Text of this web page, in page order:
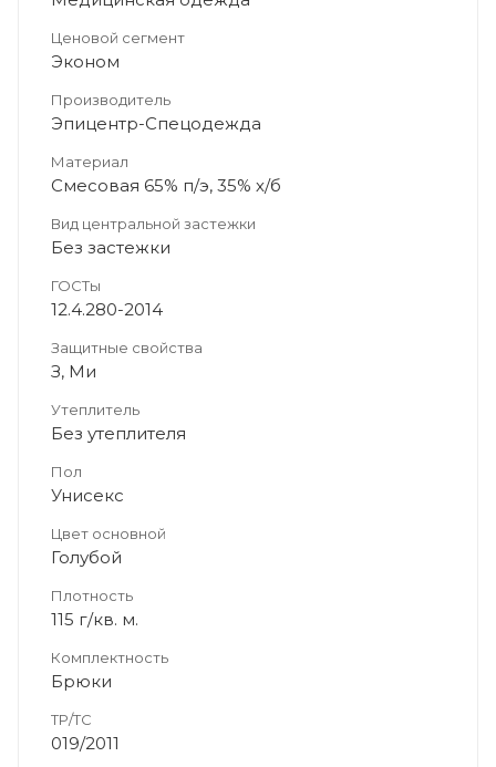
Ценовой сегмент
Эконом
Производитель
Эпицентр-Спецодежда
Материал
Смесовая 65% п/э, 35% х/б
Вид центральной застежки
Без застежки
ГОСТы
12.4.280-2014
Защитные свойства
З, Ми
Утеплитель
Без утеплителя
Пол
Унисекс
Цвет основной
Голубой
Плотность
115 г/кв. м.
Комплектность
Брюки
ТР/ТС
019/2011